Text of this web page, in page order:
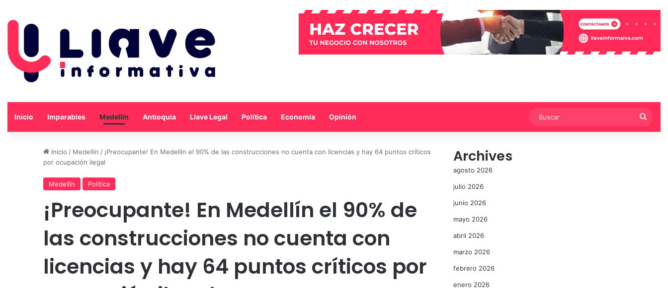
Inicio Imparables Medellín Antioquia Llave Legal Política Economía Opinión
Inicio / Medellín / ¡Preocupante! En Medellín el 90% de las construcciones no cuenta con licencias y hay 64 puntos críticos
por ocupación ilegal
Medellín Política
¡Preocupante! En Medellín el 90% de
las construcciones no cuenta con
licencias y hay 64 puntos críticos por
Archives
agosto 2026
julio 2026
junio 2026
mayo 2026
abril 2026
marzo 2026
febrero 2026
enero 2026